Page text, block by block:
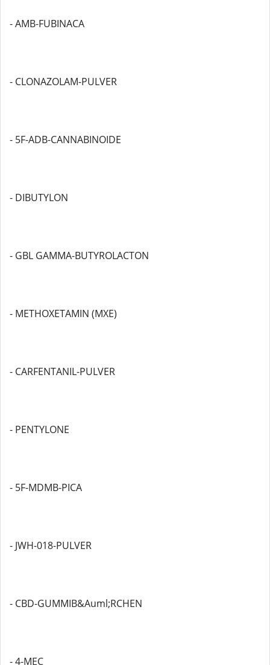
- AMB-FUBINACA
- CLONAZOLAM-PULVER
- 5F-ADB-CANNABINOIDE
- DIBUTYLON
- GBL GAMMA-BUTYROLACTON
- METHOXETAMIN (MXE)
- CARFENTANIL-PULVER
- PENTYLONE
- 5F-MDMB-PICA
- JWH-018-PULVER
- CBD-GUMMIB&Auml;RCHEN
- 4-MEC